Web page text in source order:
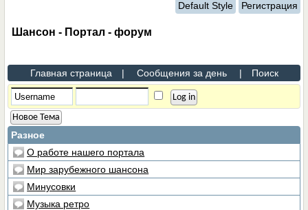
Default Style Регистрация
Шансон - Портал - форум
Главная страница | Сообщения за день | Поиск
Новое Тема
Разное
О работе нашего портала
Мир зарубежного шансона
Минусовки
Музыка ретро